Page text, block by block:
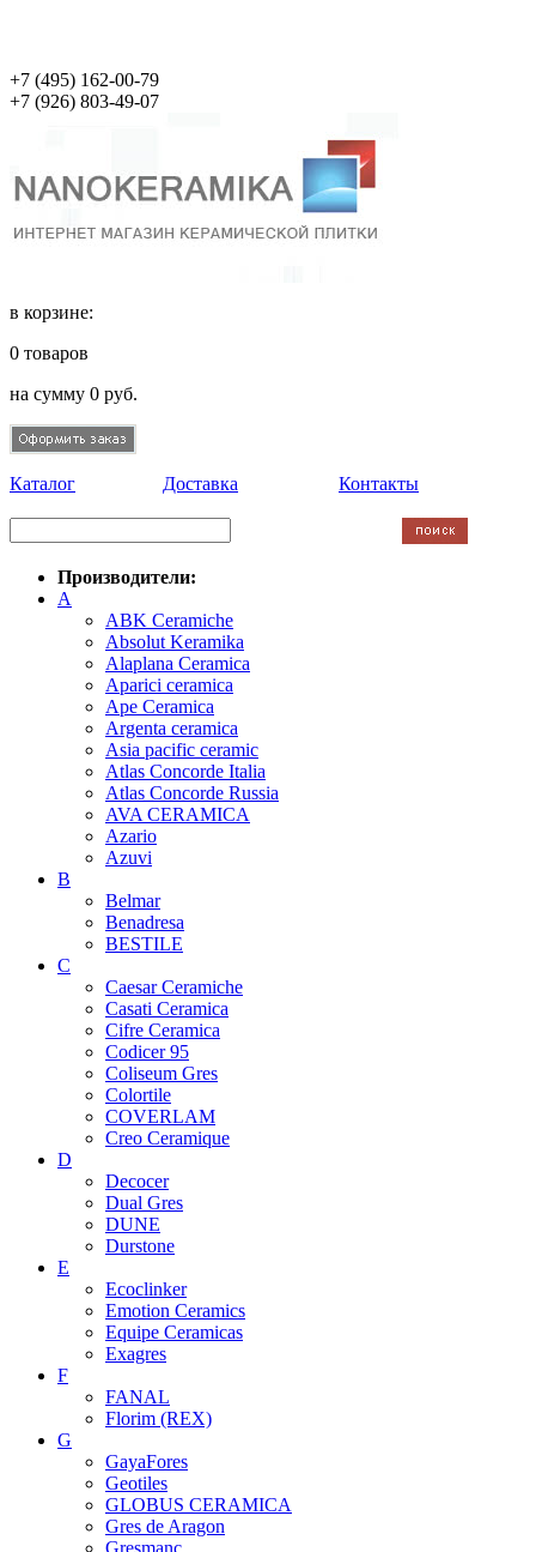
+7 (495) 162-00-79
+7 (926) 803-49-07
в корзине:
0 товаров
на сумму 0 руб.
Каталог Доставка Контакты
Производители:
A
ABK Ceramiche
Absolut Keramika
Alaplana Ceramica
Aparici ceramica
Ape Ceramica
Argenta ceramica
Asia pacific ceramic
Atlas Concorde Italia
Atlas Concorde Russia
AVA CERAMICA
Azario
Azuvi
B
Belmar
Benadresa
BESTILE
C
Caesar Ceramiche
Casati Ceramica
Cifre Ceramica
Codicer 95
Coliseum Gres
Colortile
COVERLAM
Creo Ceramique
D
Decocer
Dual Gres
DUNE
Durstone
E
Ecoclinker
Emotion Ceramics
Equipe Ceramicas
Exagres
F
FANAL
Florim (REX)
G
GayaFores
Geotiles
GLOBUS CERAMICA
Gres de Aragon
Gresmanc